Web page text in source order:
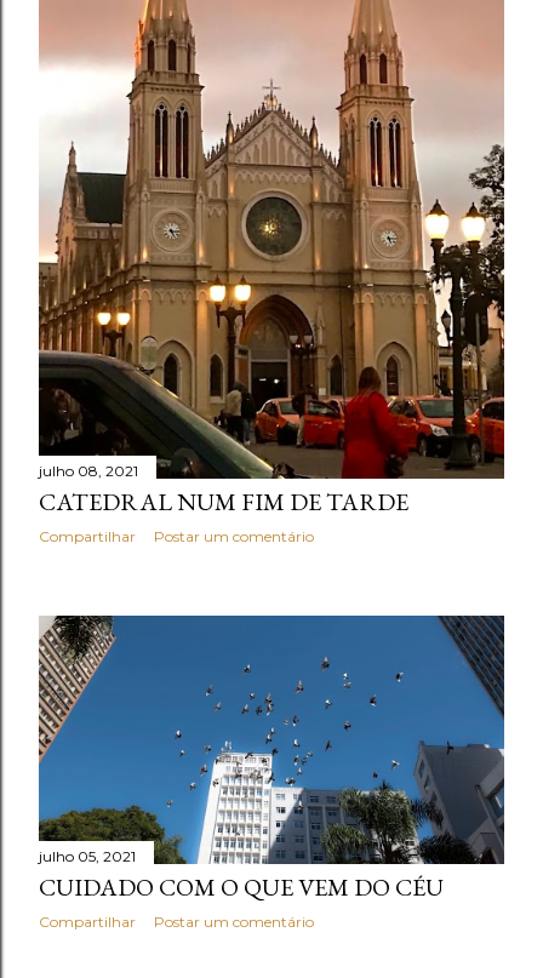
julho 08, 2021
CATEDRAL NUM FIM DE TARDE
Compartilhar Postar um comentário
julho 05, 2021
CUIDADO COM O QUE VEM DO CÉU
Compartilhar Postar um comentário